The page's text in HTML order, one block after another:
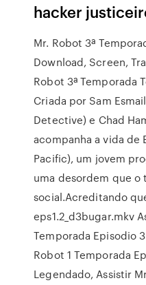
hacker
Mr. Robot 3ª
Download, Screen,
Robot 3ª Temporada
Criada por Sam
Detective) e Chad
acompanha a vida de
Pacific), um jovem
uma desordem que o
social.Acreditando
eps1.2_d3bugar.mkv
Temporada Episodio
Robot 1 Temporada
Legendado, Assistir